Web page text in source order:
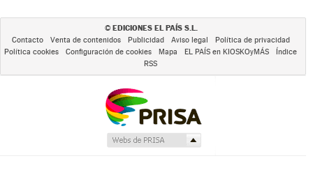
© EDICIONES EL PAÍS S.L.
Contacto Venta de contenidos Publicidad Aviso legal
Política de privacidad
Política cookies
Configuración de cookies Mapa EL PAÍS en KIOSKOyMÁS
Índice
RSS